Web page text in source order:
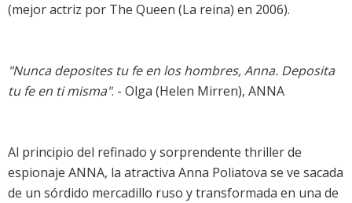
(mejor actriz por The Queen (La reina) en 2006).
"Nunca deposites tu fe en los hombres, Anna. Deposita
tu fe en ti misma". - Olga (Helen Mirren), ANNA
Al principio del refinado y sorprendente thriller de
espionaje ANNA, la atractiva Anna Poliatova se ve sacada
de un sórdido mercadillo ruso y transformada en una de